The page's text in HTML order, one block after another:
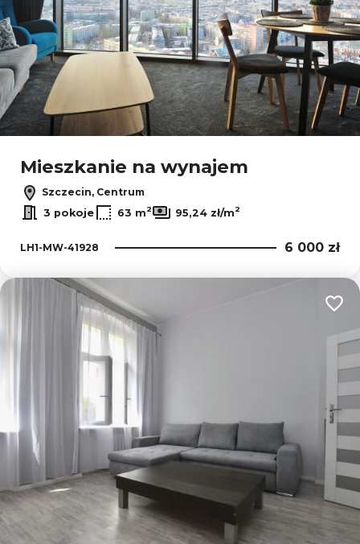
Mieszkanie na wynajem
Szczecin, Centrum
3 pokoje
63 m2 95,24 zł/m2
LH1-MW-41928 6 000 zł